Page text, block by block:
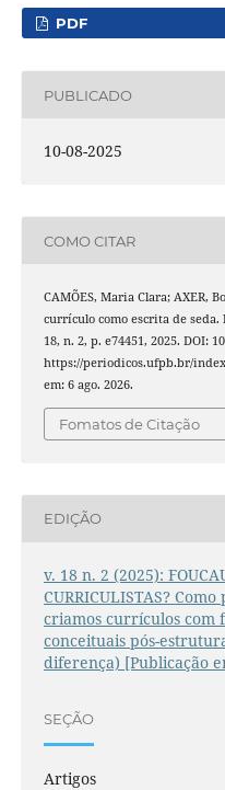
PDF
PUBLICADO
10-08-2025
COMO CITAR
CAMÕES, Maria Clara; AXER,
currículo como escrita de seda.
18, n. 2, p. e74451, 2025. DOI:
https://periodicos.ufpb.br/
em: 6 ago. 2026.
Fomatos de Citação
EDIÇÃO
v. 18 n. 2 (2025):
CURRICULISTAS?
criamos currículos com
conceituais pós-
diferença) [Publicação
SEÇÃO
Artigos